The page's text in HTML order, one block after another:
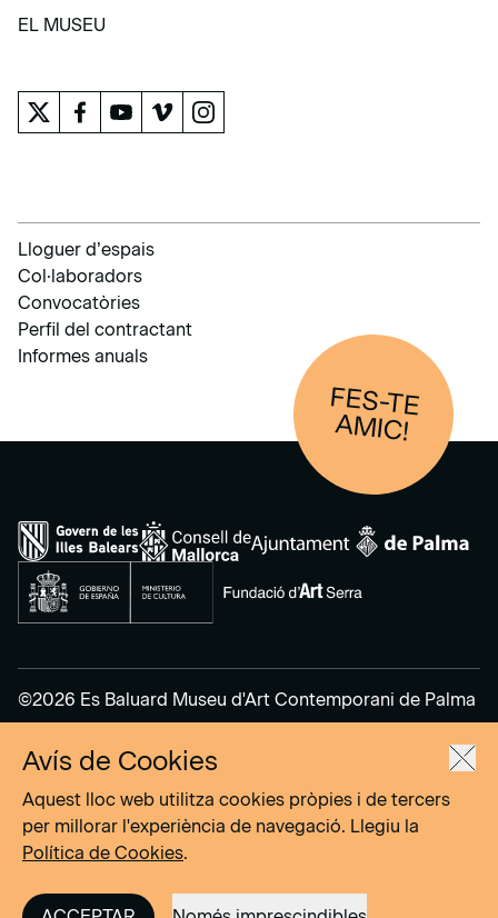
APRENDRE
EL MUSEU
Lloguer d’espais
Col·laboradors
Convocatòries
Perfil del contractant
Informes anuals
FES-TE
AM
IC!
©2026 Es Baluard Museu d'Art Contemporani de Palma
Avís legal
Política de privacitat
Política de cookies
Site byDOMO–A
Avís de Cookies
Aquest lloc web utilitza cookies pròpies i de tercers
per millorar l'experiència de navegació. Llegiu la
Política de Cookies.